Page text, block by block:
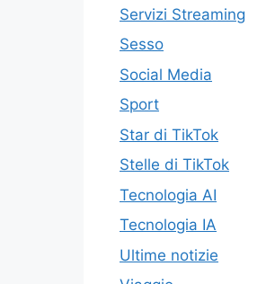
Servizi Streaming
Sesso
Social Media
Sport
Star di TikTok
Stelle di TikTok
Tecnologia AI
Tecnologia IA
Ultime notizie